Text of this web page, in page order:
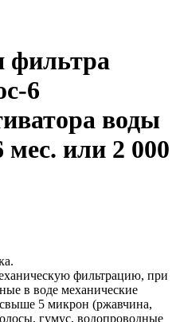
фильтра
6
воды
мес. или 2 000
фильтрацию, при
в воде механические
5 микрон (ржавчина,
гумус, водопроводные